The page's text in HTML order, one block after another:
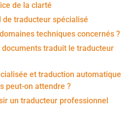
de la clarté
de traducteur spécialisé
techniques concernés ?
documents traduit le traducteur
et traduction automatique
peut-on attendre ?
un traducteur professionnel